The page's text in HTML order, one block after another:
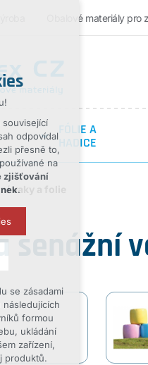
Obalové materiály pro
FÓLIE A
HADICE
vaky a folie
senážní
související
odpovídal
přesně to,
na
zjišťování
.
apod.
se zásadami
formou
ukládání
zařízení,
produktů.